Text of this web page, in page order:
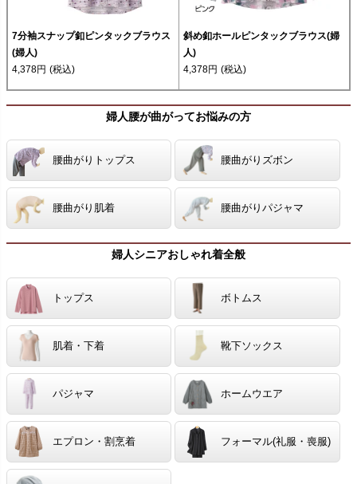
7分袖スナップ釦ピンタックブラウス
(婦人)
4,378円 (税込)
斜め釦ホールピンタックブラウス(婦
人)
4,378円 (税込)
婦人腰が曲がってお悩みの方
腰曲がりトップス 腰曲がりズボン
腰曲がり肌着 腰曲がりパジャマ
婦人シニアおしゃれ着全般
トップス ボトムス
肌着・下着 靴下ソックス
パジャマ ホームウエア
エプロン・割烹着 フォーマル(礼服・喪服)